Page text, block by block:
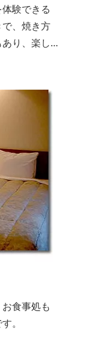
験できる
、焼き方
り、楽し
食事処も
。